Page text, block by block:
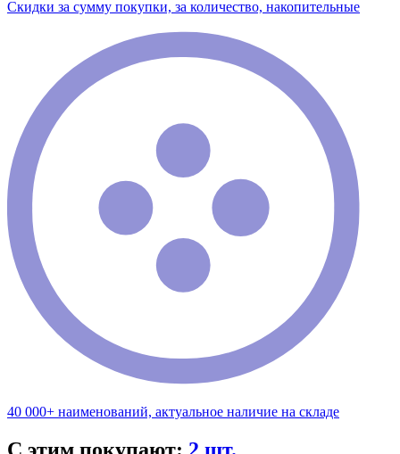
Скидки за сумму покупки, за количество, накопительные
40 000+ наименований, актуальное наличие на складе